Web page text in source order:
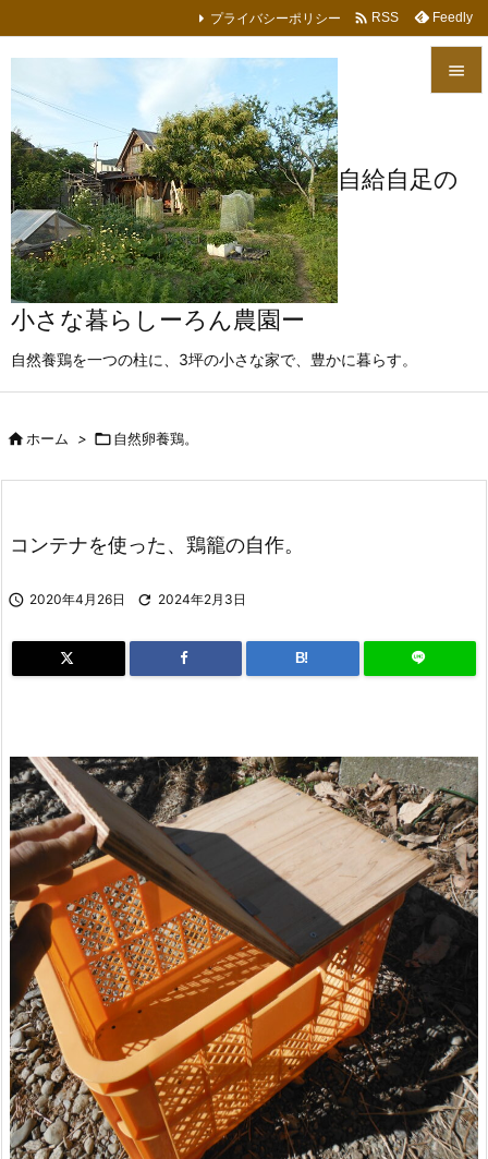
自給自足の
小さな暮らしーろん農園ー
自然養鶏を一つの柱に、3坪の小さな家で、豊かに暮らす。


サイド
プライバシーポリシー  RSS Feedly
ホーム > 自然卵養鶏。
コンテナを使った、鶏籠の自作。
 2020年4月26日  2024年2月3日
B!